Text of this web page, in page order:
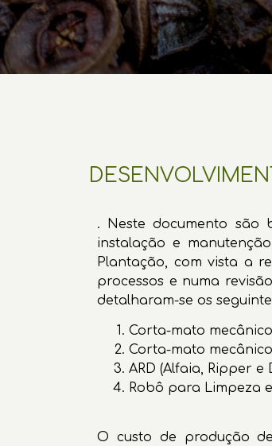
. Neste documento são
instalação e
Plantação, com vista a
processos e numa
detalharam-se os
Corta-mato
Corta-mato
ARD (Alfaia, Ripper
Robô para Limpeza
O custo de produção